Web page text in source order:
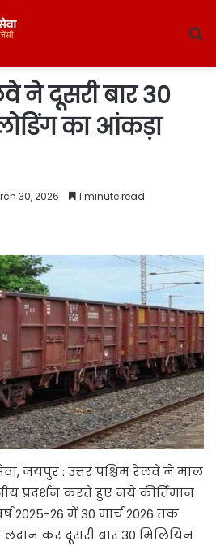
ने दूसरी बार 30
का आंकड़ा
30, 2026 1 minute read
जयपुर : उत्तर पश्चिम रेलवे ने माल
प्रदर्शन करते हुए नये कीर्तिमान
2025-26 में 30 मार्च 2026 तक
कर दूसरी बार 30 मिलियिन